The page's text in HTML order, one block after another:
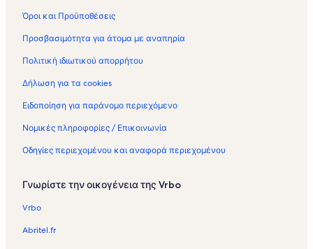
Όροι και Προϋποθέσεις
Προσβασιμότητα για άτομα με αναπηρία
Πολιτική ιδιωτικού απορρήτου
Δήλωση για τα cookies
Ειδοποίηση για παράνομο περιεχόμενο
Νομικές πληροφορίες / Επικοινωνία
Οδηγίες περιεχομένου και αναφορά περιεχομένου
Γνωρίστε την οικογένεια της Vrbo
Vrbo
Abritel.fr